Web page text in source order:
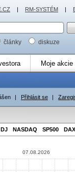
články diskuze
Moje akcie
| Přihlásit se |
DJ NASDAQ SP500 DAX
07.08.2026
| RM-SYSTÉM |